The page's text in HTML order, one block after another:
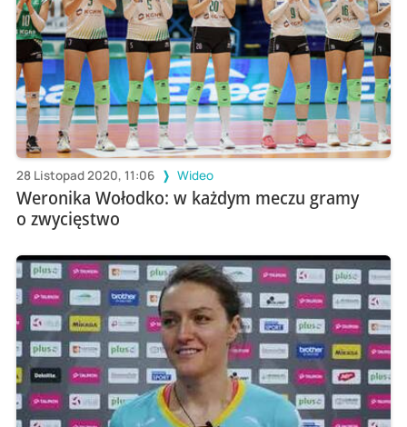
28 Listopad 2020, 11:06 Wideo
Weronika Wołodko: w każdym meczu gramy
o zwycięstwo